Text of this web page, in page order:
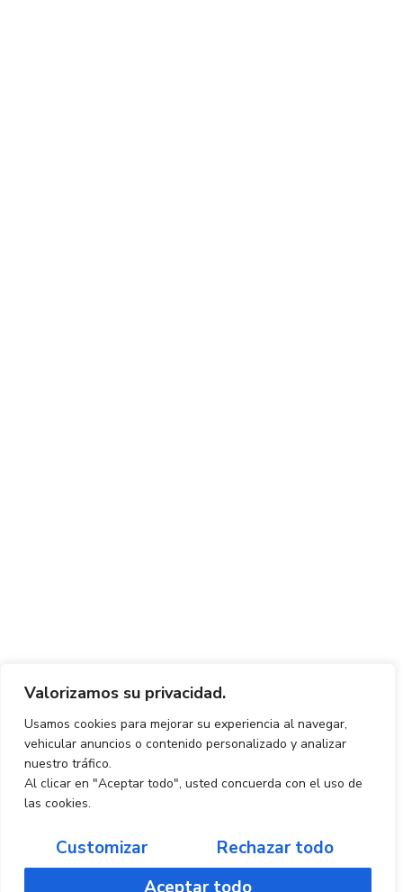
Valorizamos su privacidad.
Usamos cookies para mejorar su experiencia al navegar,
vehicular anuncios o contenido personalizado y analizar
nuestro tráfico.
Al clicar en "Aceptar todo", usted concuerda con el uso de
las cookies.
Customizar
Rechazar todo